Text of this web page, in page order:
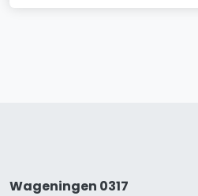
Wageningen 0317